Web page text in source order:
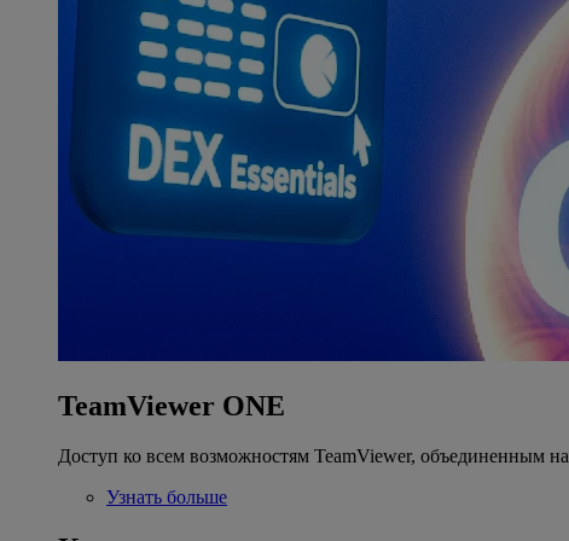
TeamViewer ONE
Доступ ко всем возможностям TeamViewer, объединенным
Узнать больше